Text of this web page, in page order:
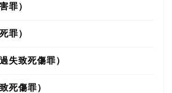
罪）
罪）
失致死傷罪）
死傷罪）